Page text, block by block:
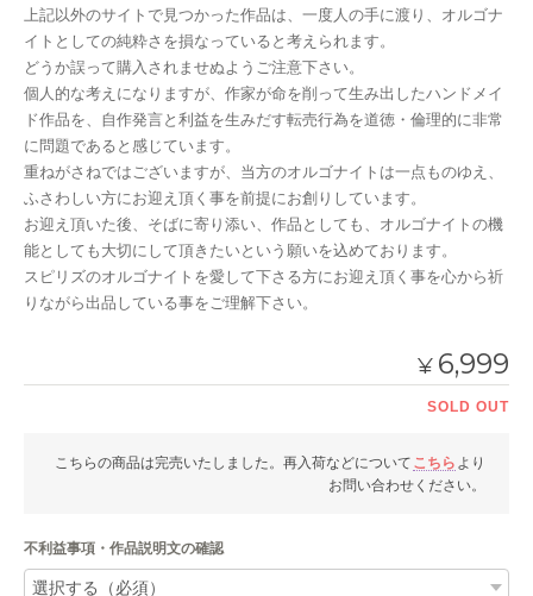
上記以外のサイトで見つかった作品は、一度人の手に渡り、オルゴナ
イトとしての純粋さを損なっていると考えられます。
どうか誤って購入されませぬようご注意下さい。
個人的な考えになりますが、作家が命を削って生み出したハンドメイ
ド作品を、自作発言と利益を生みだす転売行為を道徳・倫理的に非常
に問題であると感じています。
重ねがさねではございますが、当方のオルゴナイトは一点ものゆえ、
ふさわしい方にお迎え頂く事を前提にお創りしています。
お迎え頂いた後、そばに寄り添い、作品としても、オルゴナイトの機
能としても大切にして頂きたいという願いを込めております。
スピリズのオルゴナイトを愛して下さる方にお迎え頂く事を心から祈
りながら出品している事をご理解下さい。
¥ 6,999
SOLD OUT
こちらの商品は完売いたしました。再入荷などについて こちら より
お問い合わせください。
不利益事項・作品説明文の確認